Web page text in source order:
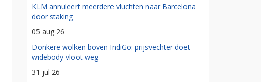
KLM annuleert meerdere vluchten naar Barcelona
door staking
05 aug 26
Donkere wolken boven IndiGo: prijsvechter doet
widebody-vloot weg
31 jul 26